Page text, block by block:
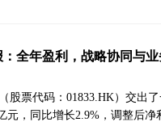
全年盈利，战略协同与
股票代码：01833.HK）交出
元，同比增长2.9%，调整后净